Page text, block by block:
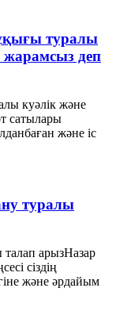
туралы
жарамсыз деп
куәлік және
сатылары
және іс
туралы
талап арызНазар
сіздің
және әрдайым